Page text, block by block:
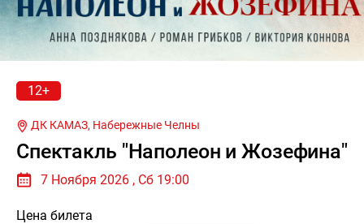
12+
ДК КАМАЗ, Набережные Челны
Спектакль "Наполеон и Жозефина"
7 Ноября 2026 , Сб 19:00
Цена билета